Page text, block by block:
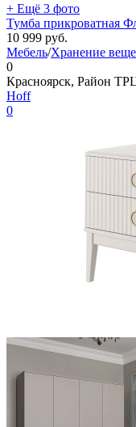
+ Ещё 3 фото
Тумба прикроватная
10 999 руб.
Мебель/Хранение
0
Красноярск, Район
Hoff
0